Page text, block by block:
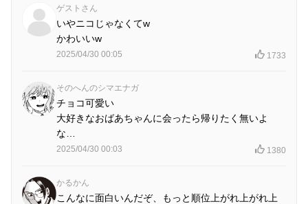
ゲストさん
いやニコじゃなくてw
かわいいw
2025/04/30 00:05 1733
そのへんのシマエナガ
チョコ可愛い
大好きなおばあちゃんに会ったら帰りたく無いよ
な…
2025/04/30 00:03 1380
かるかん
こんなに面白いんだぞ、もっと順位上がれ上がれ上